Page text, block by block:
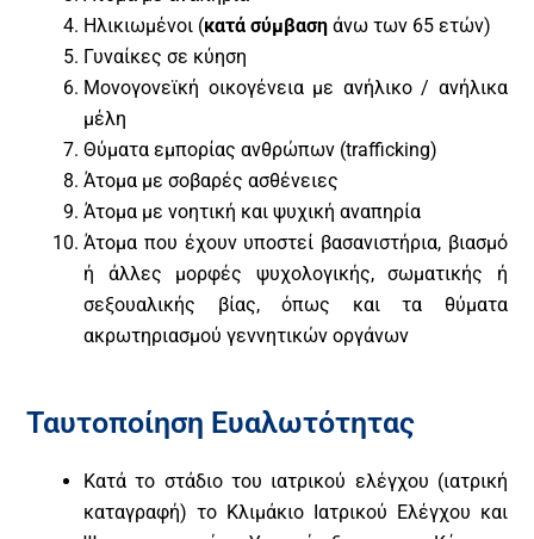
Ηλικιωμένοι (κατά σύμβαση άνω των 65 ετών)
Γυναίκες σε κύηση
Μονογονεϊκή οικογένεια με ανήλικο / ανήλικα
μέλη
Θύματα εμπορίας ανθρώπων (trafficking)
Άτομα με σοβαρές ασθένειες
Άτομα με νοητική και ψυχική αναπηρία
Άτομα που έχουν υποστεί βασανιστήρια, βιασμό
ή άλλες μορφές ψυχολογικής, σωματικής ή
σεξουαλικής βίας, όπως και τα θύματα
ακρωτηριασμού γεννητικών οργάνων
Ταυτοποίηση Ευαλωτότητας
Κατά το στάδιο του ιατρικού ελέγχου (ιατρική
καταγραφή) το Κλιμάκιο Ιατρικού Ελέγχου και